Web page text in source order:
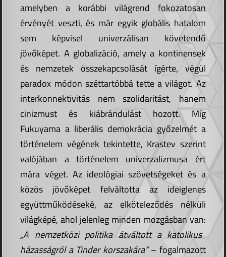
amelyben a korábbi világrend fokozatosan
érvényét veszti, és már egyik globális hatalom
sem képvisel univerzálisan követendő
jövőképet. A globalizáció, amely a kontinensek
és nemzetek összekapcsolását ígérte, végül
paradox módon széttartóbbá tette a világot. Az
interkonnektivitás nem szolidaritást, hanem
cinizmust és kiábrándulást hozott. Míg
Fukuyama a liberális demokrácia győzelmét a
történelem végének tekintette, Krastev szerint
valójában a történelem univerzalizmusa ért
mára véget. Az ideológiai szövetségeket és a
közös jövőképet felváltotta az ideiglenes
együttműködéseké, az elköteleződés nélküli
világképé, ahol jelenleg minden mozgásban van:
„A nemzetközi politika átváltott a katolikus
házasságról a Tinder korszakára”– fogalmazott